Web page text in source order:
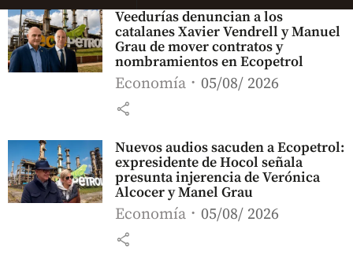
Veedurías denuncian a los
catalanes Xavier Vendrell y Manuel
Grau de mover contratos y
nombramientos en Ecopetrol
Economía 05/08/ 2026
share
Nuevos audios sacuden a Ecopetrol:
expresidente de Hocol señala
presunta injerencia de Verónica
Alcocer y Manel Grau
Economía 05/08/ 2026
share